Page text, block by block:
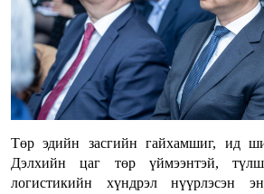
Төр эдийн засгийн гайхамшиг, ид
Дэлхийн цаг төр үймээнтэй,
логистикийн хүндрэл нүүрлэсэн